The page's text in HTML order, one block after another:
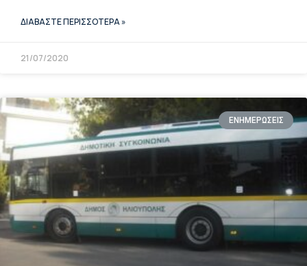
ΔΙΑΒΑΣΤΕ ΠΕΡΙΣΣΟΤΕΡΑ »
21/07/2020
ΕΝΗΜΕΡΩΣΕΙΣ